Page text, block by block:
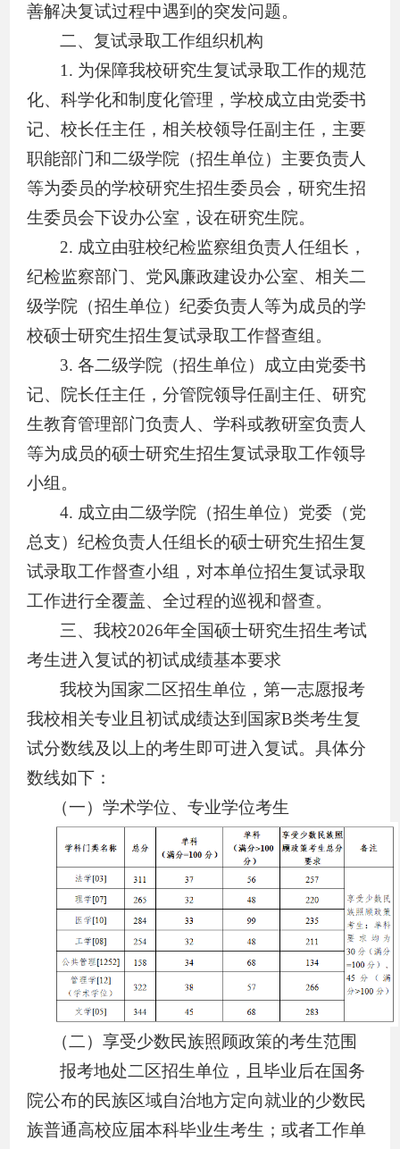
善解决复试过程中遇到的突发问题。
二、复试录取工作组织机构
1. 为保障我校研究生复试录取工作的规范
化、科学化和制度化管理，学校成立由党委书
记、校长任主任，相关校领导任副主任，主要
职能部门和二级学院（招生单位）主要负责人
等为委员的学校研究生招生委员会，研究生招
生委员会下设办公室，设在研究生院。
2. 成立由驻校纪检监察组负责人任组长，
纪检监察部门、党风廉政建设办公室、相关二
级学院（招生单位）纪委负责人等为成员的学
校硕士研究生招生复试录取工作督查组。
3.各二级学院（招生单位）成立由党委书
记、院长任主任，分管院领导任副主任、研究
生教育管理部门负责人、学科或教研室负责人
等为成员的硕士研究生招生复试录取工作领导
小组。
4. 成立由二级学院 （招生单位） 党委（党
总支）纪检负责人任组长的硕士研究生招生复
试录取工作督查小组，对本单位招生复试录取
工作进行全覆盖、全过程的巡视和督查。
三、我校2026年全国硕士研究生招生考试
考生进入复试的初试成绩基本要求
我校为国家二区招生单位，第一志愿报考
我校相关专业且初试成绩达到国家B类考生复
试分数线及以上的考生即可进入复试。具体分
数线如下：
（一）学术学位、专业学位考生
（二）享受少数民族照顾政策的考生范围
报考地处二区招生单位，且毕业后在国务
院公布的民族区域自治地方定向就业的少数民
族普通高校应届本科毕业生考生；或者工作单